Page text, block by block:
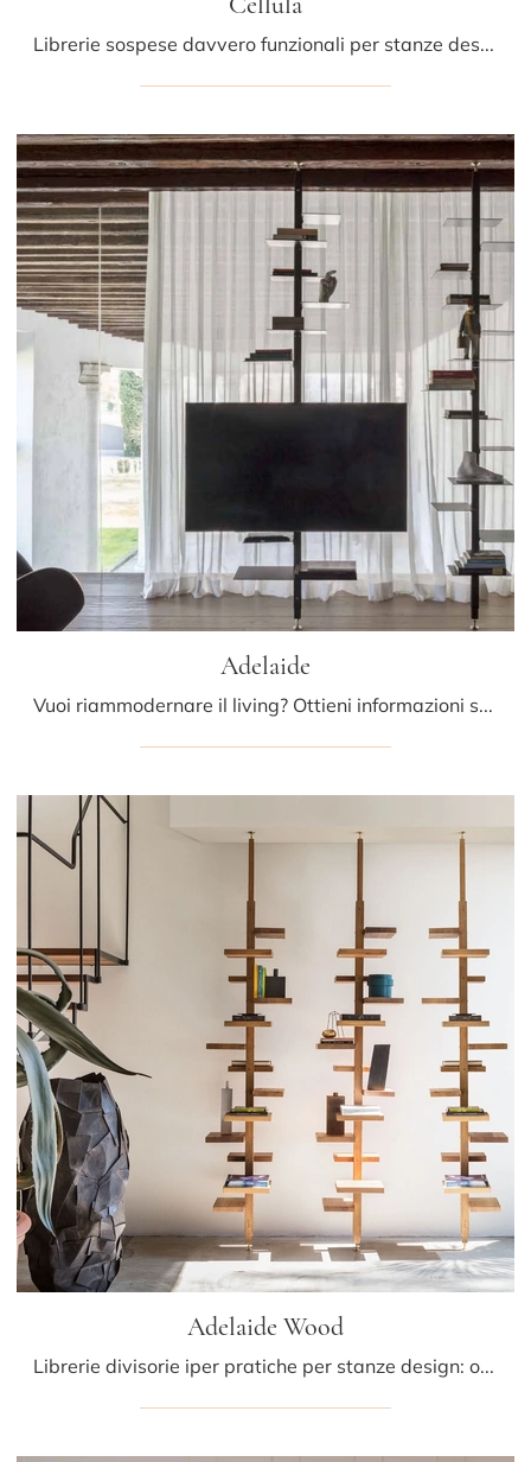
Librerie sospese davvero funzionali per stanze design: scopri di più sul modello Cellula dell'azienda Mogg!
Adelaide
Vuoi riammodernare il living? Ottieni informazioni sulle librerie design divisorie e arreda i tuoi interni con il modello Adelaide.
Adelaide Wood
Librerie divisorie iper pratiche per stanze design: ottieni informazioni sul modello Adelaide Wood della marca Mogg!